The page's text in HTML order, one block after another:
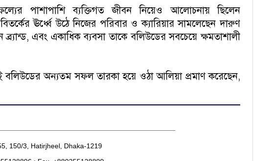
পাশাপাশি ব্যক্তিগত জীবন নিয়েও আলোচনায় ছিলেন
ঊর্ধ্বে উঠে নিজের পরিবার ও ক্যারিয়ার সামলেছেন দারুণ
এবং একাধিক ব্যবসা তাকে বলিউডের সবচেয়ে ক্ষমতাশালী
বলিউডের অন্যতম সফল তারকা হয়ে ওঠা আলিয়া প্রমাণ করেছেন,
150/3, Hatirjheel, Dhaka-1219